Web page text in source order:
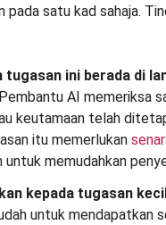
pada satu kad sahaja.
tugasan ini berada di
Pembantu AI memeriksa
keutamaan telah
itu memerlukan
untuk memudahkan
kepada tugasan kecil
untuk mendapatkan